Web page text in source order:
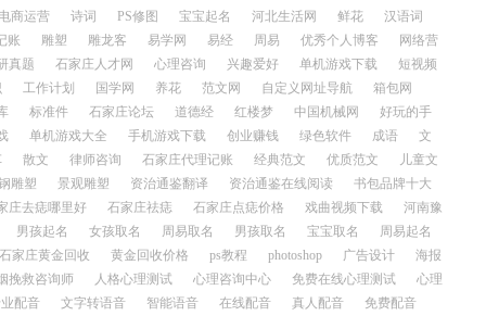
电商运营 诗词 PS修图 宝宝起名 河北生活网 鲜花
汉语词
账 雕塑 雕龙客 易学网 易经 周易 优秀个人博客
网络营
真题 石家庄人才网 心理咨询 兴趣爱好 单机游戏下载
短视频
工作计划 国学网 养花 范文网 自定义网址导航
箱包网
标准件 石家庄论坛 道德经 红楼梦 中国机械网
好玩的手
单机游戏大全 手机游戏下载 创业赚钱 绿色软件 成语
文
散文 律师咨询 石家庄代理记账 经典范文 优质范文
儿童文
雕塑 景观雕塑 资治通鉴翻译 资治通鉴在线阅读
书包品牌十大
庄去痣哪里好 石家庄祛痣 石家庄点痣价格 戏曲视频下载
河南豫
男孩起名 女孩取名 周易取名 男孩取名 宝宝取名
周易起名
石家庄黄金回收 黄金回收价格 ps教程 photoshop 广告设计
海报
挽救咨询师 人格心理测试 心理咨询中心 免费在线心理测试
心理
配音 文字转语音 智能语音 在线配音 真人配音
免费配音